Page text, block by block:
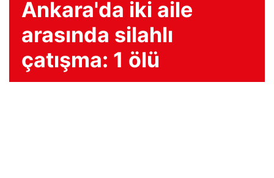
Ankara'da iki aile
arasında silahlı
çatışma: 1 ölü